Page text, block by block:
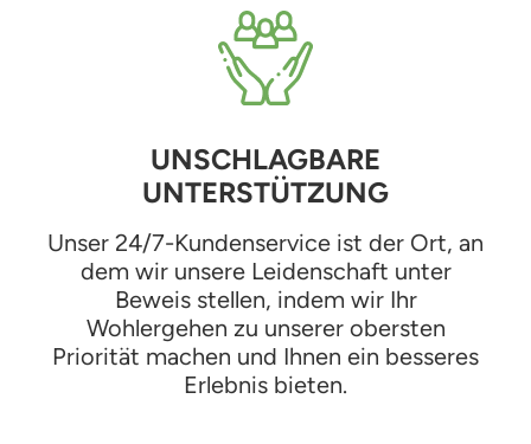
UNSCHLAGBARE
UNTERSTÜTZUNG
Unser 24/7-Kundenservice ist der Ort, an
dem wir unsere Leidenschaft unter
Beweis stellen, indem wir Ihr
Wohlergehen zu unserer obersten
Priorität machen und Ihnen ein besseres
Erlebnis bieten.